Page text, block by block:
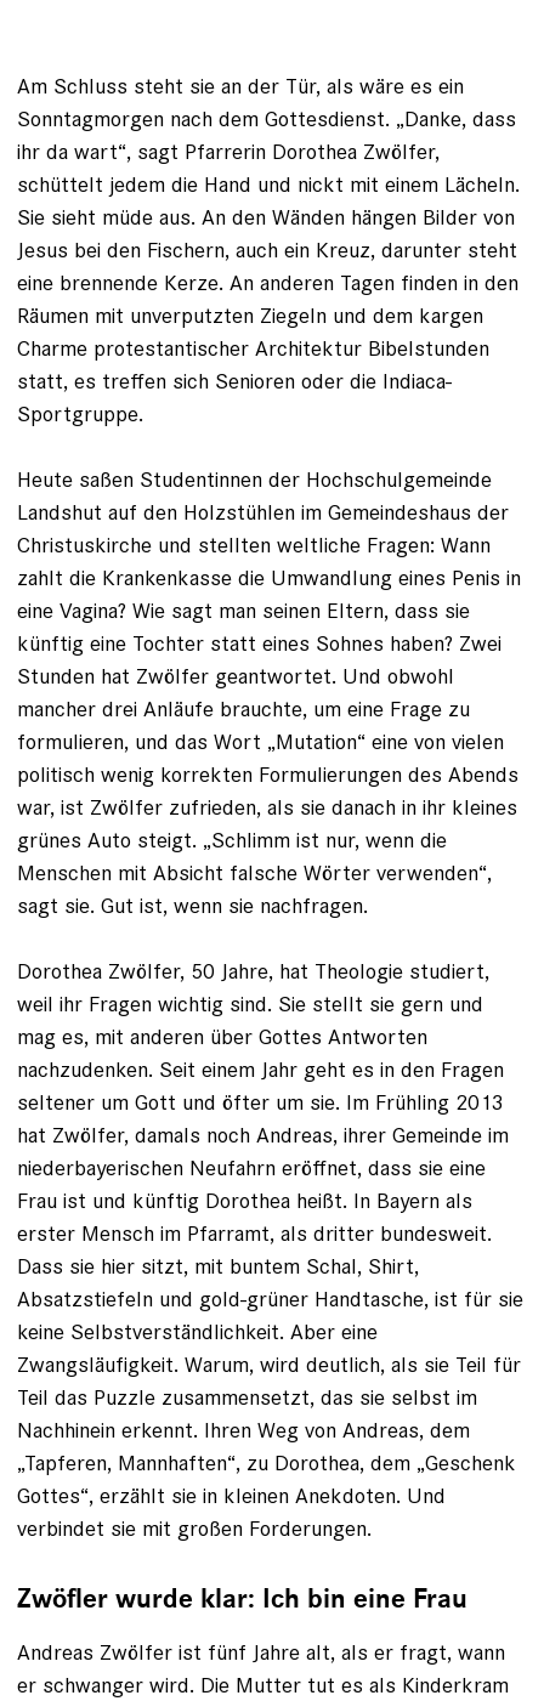
Am Schluss steht sie an der Tür, als wäre es ein
Sonntagmorgen nach dem Gottesdienst. „Danke, dass
ihr da wart“, sagt Pfarrerin Dorothea Zwölfer,
schüttelt jedem die Hand und nickt mit einem Lächeln.
Sie sieht müde aus. An den Wänden hängen Bilder von
Jesus bei den Fischern, auch ein Kreuz, darunter steht
eine brennende Kerze. An anderen Tagen finden in den
Räumen mit unverputzten Ziegeln und dem kargen
Charme protes­tantischer Architektur Bibelstunden
statt, es treffen sich Senioren oder die Indiaca-
Sportgruppe.
Heute saßen Studentinnen der Hochschulgemeinde
Landshut auf den Holzstühlen im Gemeindeshaus der
Christuskirche und stellten weltliche Fragen: Wann
zahlt die Krankenkasse die Umwandlung eines Penis in
eine Vagina? Wie sagt man seinen Eltern, dass sie
künftig eine Tochter statt eines Sohnes haben? Zwei
Stunden hat Zwölfer geantwortet. Und obwohl
mancher drei Anläufe ­brauchte, um eine Frage zu
formulieren, und das Wort „Mutation“ eine von vielen
politisch wenig korrekten Formulierungen des Abends
war, ist Zwölfer zufrieden, als sie danach in ihr kleines
grünes Auto steigt. „Schlimm ist nur, wenn die
Menschen mit Absicht falsche Wörter verwenden“,
sagt sie. Gut ist, wenn sie nachfragen.
Dorothea Zwölfer, 50 Jahre, hat Theo­logie studiert,
weil ihr Fragen wichtig sind. Sie stellt sie gern und
mag es, mit anderen über Gottes Antworten
nachzudenken. Seit einem Jahr geht es in den Fragen
seltener um Gott und öfter um sie. Im Frühling 2013
hat Zwölfer, damals noch Andreas, ihrer Gemeinde im
niederbayerischen Neufahrn eröffnet, dass sie eine
Frau ist und künftig Dorothea heißt. In Bayern als
erster Mensch im Pfarramt, als dritter bundesweit.
Dass sie hier sitzt, mit buntem Schal, Shirt,
Absatzstiefeln und gold-grüner Handtasche, ist für sie
keine Selbstverständlichkeit. Aber eine
Zwangsläufigkeit. Warum, wird deutlich, als sie Teil für
Teil das Puzzle zusammensetzt, das sie selbst im
Nachhinein erkennt. Ihren Weg von Andreas, dem
„Tapferen, Mannhaften“, zu Dorothea, dem „Geschenk
Gottes“, erzählt sie in kleinen Anekdoten. Und
verbindet sie mit großen Forderungen.
Zwöfler wurde klar: Ich bin eine Frau
Andreas Zwölfer ist fünf Jahre alt, als er fragt, wann
er schwanger wird. Die Mutter tut es als Kinder­kram